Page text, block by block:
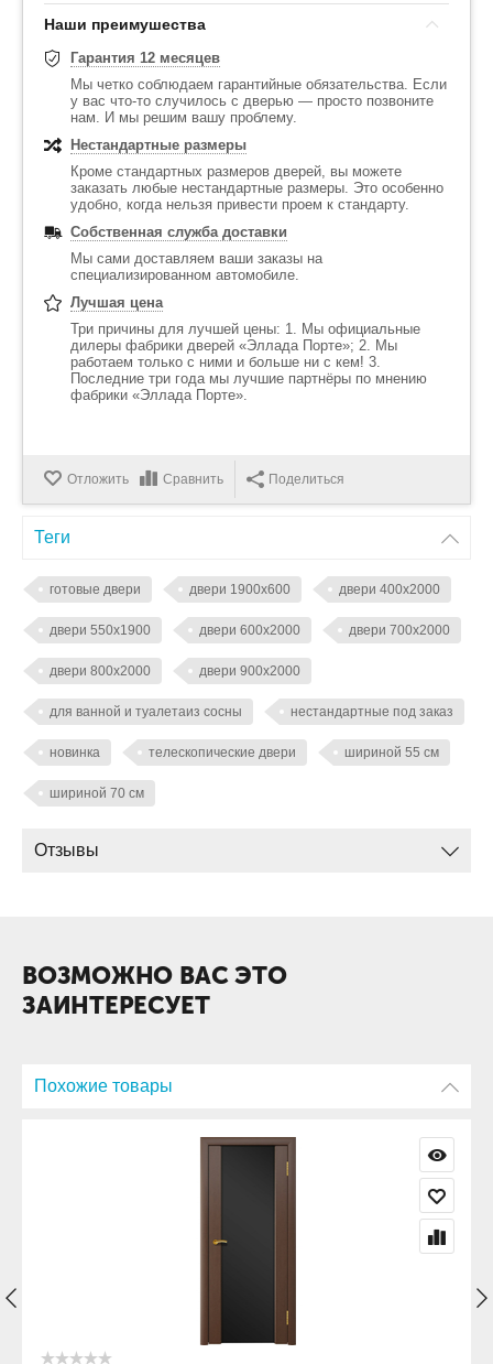
Наши преимушества
Гарантия 12 месяцев
Мы четко соблюдаем гарантийные обязательства. Если
у вас что-то случилось с дверью — просто позвоните
нам. И мы решим вашу проблему.
Нестандартные размеры
Кроме стандартных размеров дверей, вы можете
заказать любые нестандартные размеры. Это особенно
удобно, когда нельзя привести проем к стандарту.
Собственная служба доставки
Мы сами доставляем ваши заказы на
специализированном автомобиле.
Лучшая цена
Три причины для лучшей цены: 1. Мы официальные
дилеры фабрики дверей «Эллада Порте»; 2. Мы
работаем только с ними и больше ни с кем! 3.
Последние три года мы лучшие партнёры по мнению
фабрики «Эллада Порте».
Отложить Сравнить Поделиться
Теги
готовые двери двери 1900х600 двери 400х2000
двери 550х1900 двери 600х2000 двери 700х2000
двери 800х2000 двери 900х2000
для ванной и туалетаиз сосны нестандартные под заказ
новинка телескопические двери шириной 55 см
шириной 70 см
Отзывы
ВОЗМОЖНО ВАС ЭТО
ЗАИНТЕРЕСУЕТ
Похожие товары